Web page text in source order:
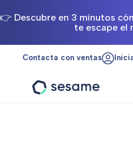
👉 Descubre en 3 minutos
te escape el
Contacta con ventas